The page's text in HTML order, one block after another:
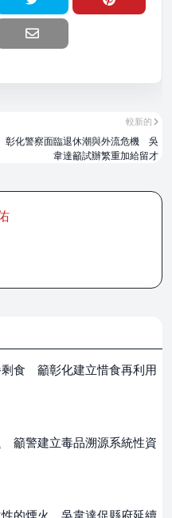
較新的
彰化警察面臨退休潮與外流危機 吳
韋達籲試辦繁重加給留才
食 籲彰化建立惜食再利用
籲警建立毒品溯源系統性資
性的煙火 吳韋達促縣府延續